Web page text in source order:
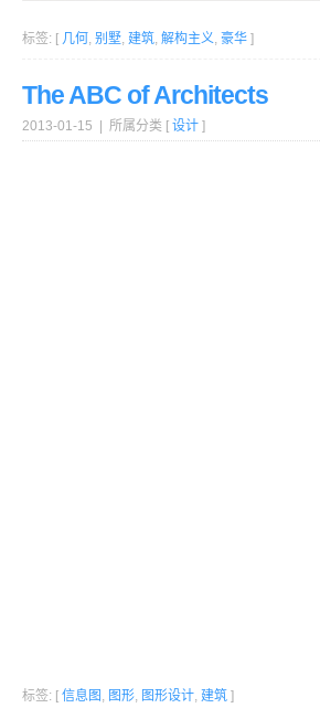
标签: [ 几何 , 别墅, 建筑, 解构主义, 豪华 ]
The ABC of Architects
2013-01-15 | 所属分类 [ 设计 ]
标签: [ 信息图 , 图形, 图形设计, 建筑 ]